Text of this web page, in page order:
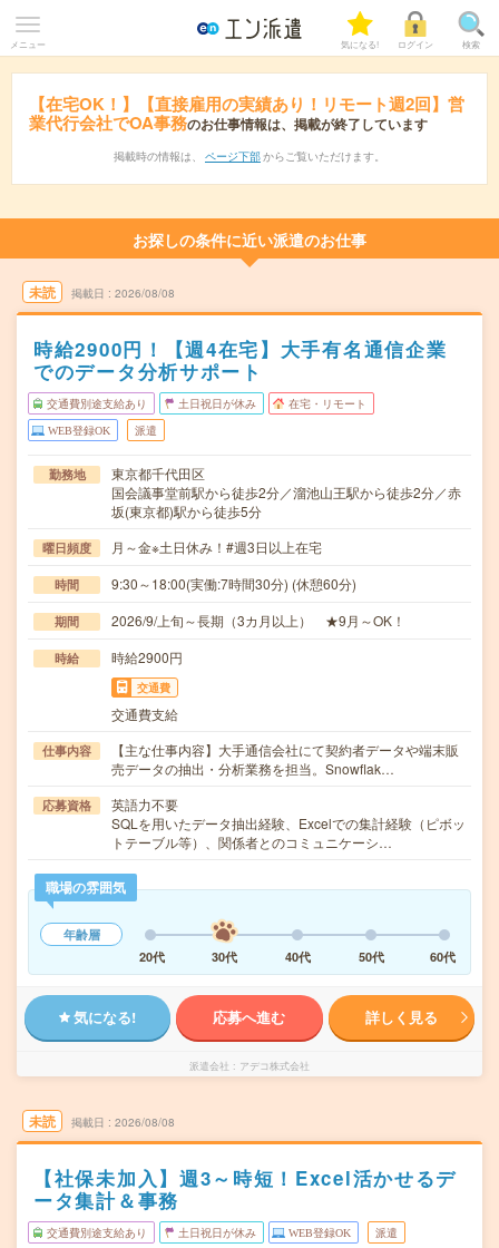
メニュー 気になる! ログイン 検索
【在宅OK！】【直接雇用の実績あり！リモート週2回】営
業代行会社でOA事務のお仕事情報は、掲載が終了しています
掲載時の情報は、 ページ下部 からご覧いただけます。
お探しの条件に近い派遣のお仕事
未読 掲載日 2026/08/08
時給2900円！【週4在宅】大手有名通信企業
でのデータ分析サポート
交通費別途支給あり 土日祝日が休み 在宅・リモート
WEB登録OK 派遣
勤務地
東京都千代田区
国会議事堂前駅から徒歩2分／溜池山王駅から徒歩2分／赤
坂(東京都)駅から徒歩5分
曜日頻度 月～金※土日休み！#週3日以上在宅
時間 9:30～18:00(実働:7時間30分) (休憩60分)
期間 2026/9/上旬～長期（3カ月以上） ★9月～OK！
時給 時給2900円
交通費
交通費支給
仕事内容
【主な仕事内容】大手通信会社にて契約者データや端末販
売データの抽出・分析業務を担当。Snowflak…
応募資格
英語力不要
SQLを用いたデータ抽出経験、Excelでの集計経験（ピボッ
トテーブル等）、関係者とのコミュニケーシ…
職場の雰囲気
年齢層
20代
30代 40代 50代 60代
気になる! 応募へ進む 詳しく見る
派遣会社 アデコ株式会社
未読 掲載日 2026/08/08
【社保未加入】週3～時短！Excel活かせるデ
ータ集計＆事務
交通費別途支給あり 土日祝日が休み WEB登録OK 派遣